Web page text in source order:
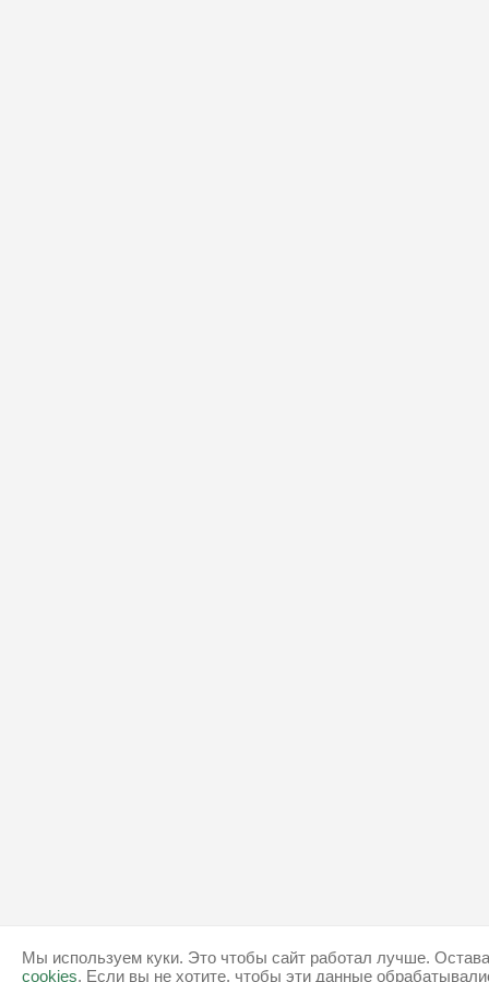
Мы используем куки. Это чтобы сайт работал лучше.
cookies. Если вы не хотите, чтобы эти данные